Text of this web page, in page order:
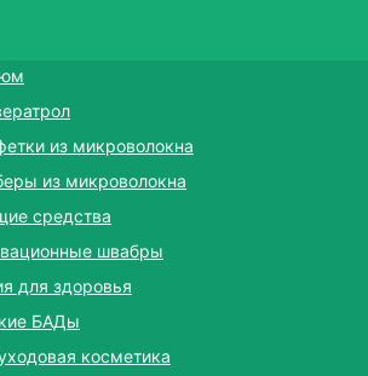
из микроволокна
из микроволокна
средства
швабры
для здоровья
БАДы
косметика